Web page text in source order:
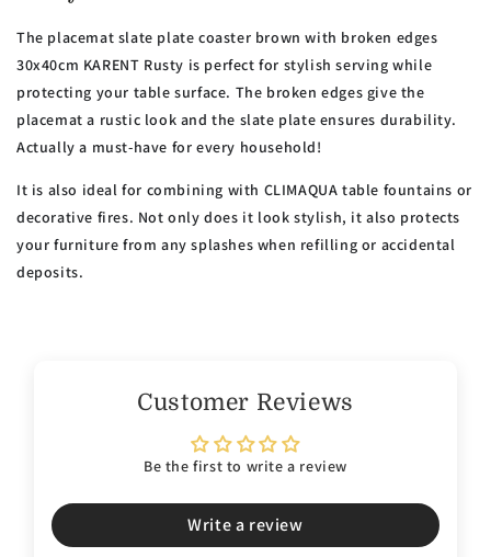
The placemat slate plate coaster brown with broken edges
30x40cm KARENT Rusty is perfect for stylish serving while
protecting your table surface. The broken edges give the
placemat a rustic look and the slate plate ensures durability.
Actually a must-have for every household!
It is also ideal for combining with CLIMAQUA table fountains or
decorative fires. Not only does it look stylish, it also protects
your furniture from any splashes when refilling or accidental
deposits.
Customer Reviews
Be the first to write a review
Write a review